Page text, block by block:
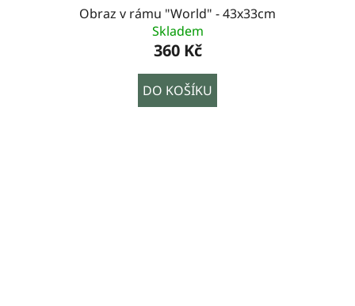
Obraz v rámu "World" - 43x33cm
Skladem
360 Kč
DO KOŠÍKU